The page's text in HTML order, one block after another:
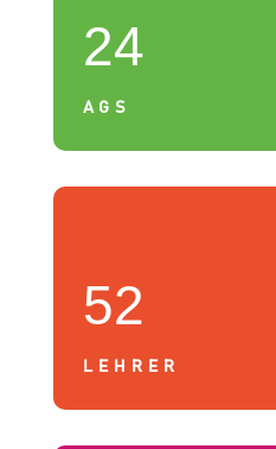
24
AGS
52
LEHRER